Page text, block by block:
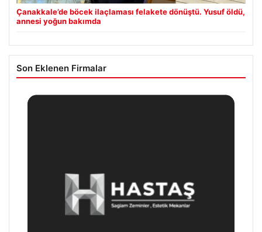
Çanakkale’de böcek ilaçlaması felakete dönüştü. Yusuf öldü,
annesi yoğun bakımda
Son Eklenen Firmalar